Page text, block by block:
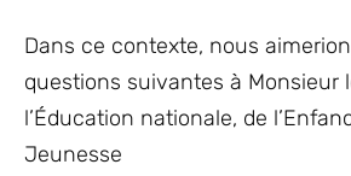
Dans ce contexte, nous
questions suivantes à Monsieur
l’Éducation nationale, de
Jeunesse